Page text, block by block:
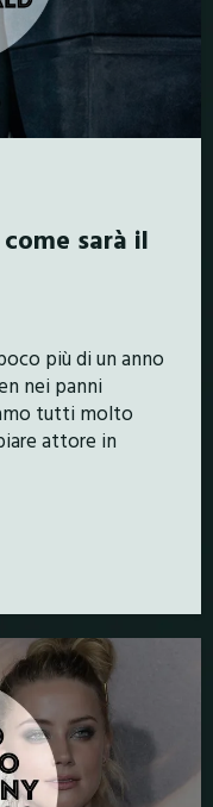
sarà il
più di un anno
nei panni
tutti molto
attore in